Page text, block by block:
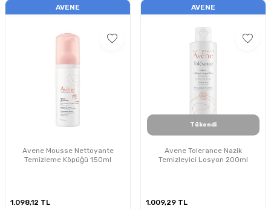
AVENE
Avene Mousse Nettoyante
Temizleme Köpüğü 150ml
1.098,12 TL
AVENE
Tükendi
Avene Tolerance Nazik
Temizleyici Losyon 200ml
1.009,29 TL